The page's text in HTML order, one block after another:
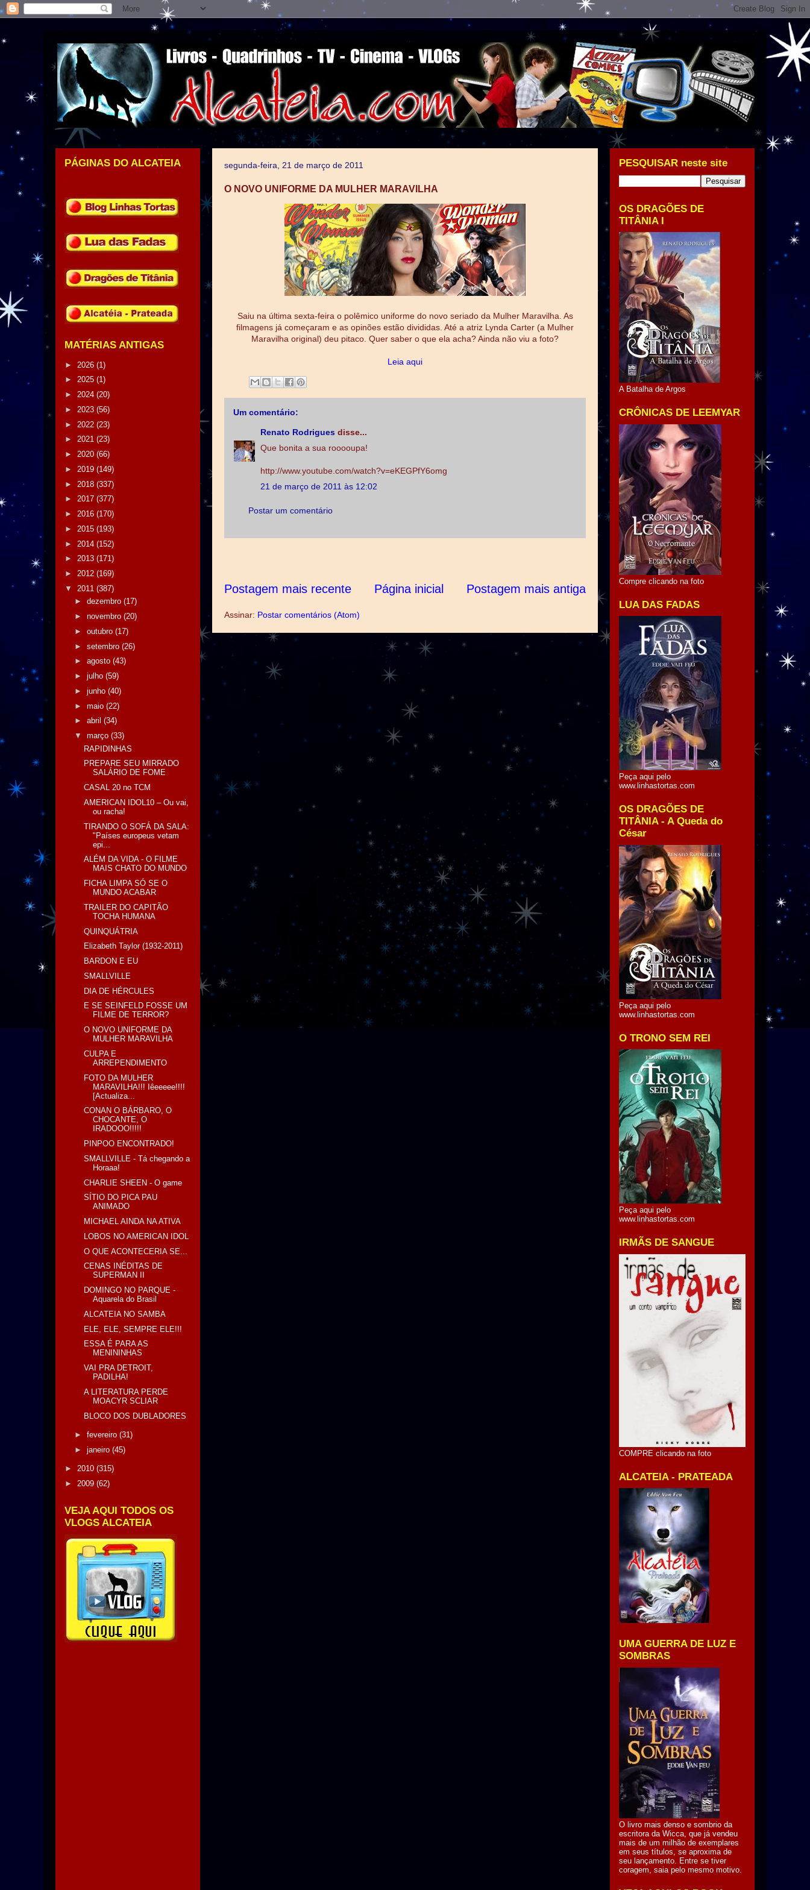
segunda-feira, 21 de março de 2011
O NOVO UNIFORME DA MULHER MARAVILHA
Saiu na última sexta-feira o polêmico uniforme do novo seriado da Mulher Maravilha. As
filmagens já começaram e as opinões estão divididas. Até a atriz Lynda Carter (a Mulher
Maravilha original) deu pitaco. Quer saber o que ela acha? Ainda não viu a foto?
Leia aqui
Um comentário:
Renato Rodrigues disse...
Que bonita a sua rooooupa!
http://www.youtube.com/watch?v=eKEGPfY6omg
21 de março de 2011 às 12:02
Postar um comentário
Postagem mais recente Postagem mais antiga
Página inicial
Assinar: Postar comentários (Atom)
PÁGINAS DO ALCATEIA
MATÉRIAS ANTIGAS
► 2026 (1)
► 2025 (1)
► 2024 (20)
► 2023 (56)
► 2022 (23)
► 2021 (23)
► 2020 (66)
► 2019 (149)
► 2018 (337)
► 2017 (377)
► 2016 (170)
► 2015 (193)
► 2014 (152)
► 2013 (171)
► 2012 (169)
▼ 2011 (387)
► dezembro (17)
► novembro (20)
► outubro (17)
► setembro (26)
► agosto (43)
► julho (59)
► junho (40)
► maio (22)
► abril (34)
▼ março (33)
RAPIDINHAS
PREPARE SEU MIRRADO
SALÁRIO DE FOME
CASAL 20 no TCM
AMERICAN IDOL10 – Ou vai,
ou racha!
TIRANDO O SOFÁ DA SALA:
"Países europeus vetam
epi...
ALÉM DA VIDA - O FILME
MAIS CHATO DO MUNDO
FICHA LIMPA SÓ SE O
MUNDO ACABAR
TRAILER DO CAPITÃO
TOCHA HUMANA
QUINQUÁTRIA
Elizabeth Taylor (1932-2011)
BARDON E EU
SMALLVILLE
DIA DE HÉRCULES
E SE SEINFELD FOSSE UM
FILME DE TERROR?
O NOVO UNIFORME DA
MULHER MARAVILHA
CULPA E
ARREPENDIMENTO
FOTO DA MULHER
MARAVILHA!!! Iêeeeee!!!!
[Actualiza...
CONAN O BÁRBARO, O
CHOCANTE, O
IRADOOO!!!!!
PINPOO ENCONTRADO!
SMALLVILLE - Tá chegando a
Horaaa!
CHARLIE SHEEN - O game
SÍTIO DO PICA PAU
ANIMADO
MICHAEL AINDA NA ATIVA
LOBOS NO AMERICAN IDOL
O QUE ACONTECERIA SE...
CENAS INÉDITAS DE
SUPERMAN II
DOMINGO NO PARQUE -
Aquarela do Brasil
ALCATEIA NO SAMBA
ELE, ELE, SEMPRE ELE!!!
ESSA É PARA AS
MENININHAS
VAI PRA DETROIT,
PADILHA!
A LITERATURA PERDE
MOACYR SCLIAR
BLOCO DOS DUBLADORES
► fevereiro (31)
► janeiro (45)
► 2010 (315)
► 2009 (62)
VEJA AQUI TODOS OS
VLOGS ALCATEIA
PESQUISAR neste site
OS DRAGÕES DE
TITÂNIA I
A Batalha de Argos
CRÔNICAS DE LEEMYAR
Compre clicando na foto
LUA DAS FADAS
Peça aqui pelo
www.linhastortas.com
OS DRAGÕES DE
TITÂNIA - A Queda do
César
Peça aqui pelo
www.linhastortas.com
O TRONO SEM REI
Peça aqui pelo
www.linhastortas.com
IRMÃS DE SANGUE
COMPRE clicando na foto
ALCATEIA - PRATEADA
UMA GUERRA DE LUZ E
SOMBRAS
O livro mais denso e sombrio da
escritora da Wicca, que já vendeu
mais de um milhão de exemplares
em seus títulos, se aproxima de
seu lançamento. Entre se tiver
coragem, saia pelo mesmo motivo.